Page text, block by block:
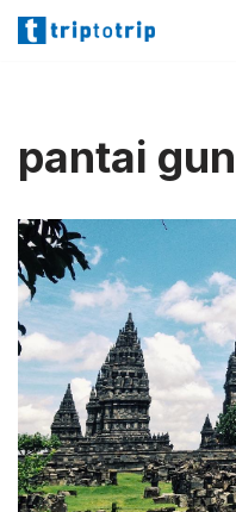
pantai